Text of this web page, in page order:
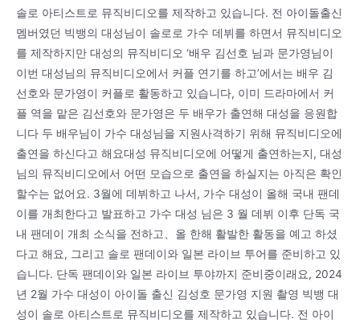
솔로 아티스트로 뮤직비디오를 제작하고 있습니다. 전 아이돌출신
멤버였던 빅뱅의 대성님이 솔로로 가수 데뷔를 하면서 뮤직비디오
를 제작하지만 대성의 뮤직비디오 ‘배우 김선호 님과 문가영님이
이번 대성님의 뮤직비디오에서 커플 연기를 하고’에서는 배우 김
선호와 문가영이 커플로 활동하고 있습니다, 이미 드라마에서 커
플 역을 맡은 김선호와 문가영은 두 배우가 출연해 대성을 응원합
니다 두 배우님이 가수 대성님을 지원사격하기 위해 뮤직비디오에
출연을 하신다고 해요대성 뮤직비디오에 어떻게 출연하는지, 대성
님의 뮤직비디오에서 어떤 모습으로 출연을 하실지는 아직은 확인
할수는 없어요. 3월에 데뷔하고 나서, 가수 대성이 올해 국내 팬데
이를 개최한다고 발표하고 가수 대성 님은 3 월 데뷔 이후 단독 국
내 팬데이 개최 소식을 전하고、올 한해 활발한 활동을 예고 하셨
다고 해요, 그리고 솔로 팬데이와 일본 라이브 투어를 준비하고 있
습니다. 단독 팬데이와 일본 라이브 투야까지 준비중이래요, 2024
년 2월 가수 대성이 아이돌 출신 김성호 문가영 지원 촬영 빅뱅 대
성이 솔로 아티스트로 뮤직비디오를 제작하고 있습니다. 전 아이